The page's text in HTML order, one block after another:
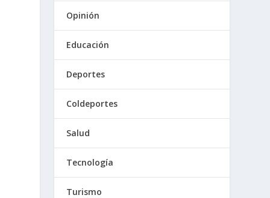
Opinión
Educación
Deportes
Coldeportes
Salud
Tecnología
Turismo